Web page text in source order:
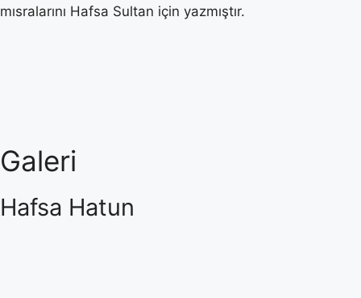
mısralarını Hafsa Sultan için yazmıştır.
Galeri
Hafsa Hatun